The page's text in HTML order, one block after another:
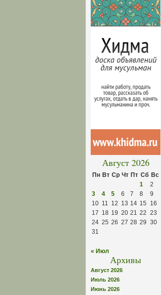
Август 2026
Пн Вт Ср Чт Пт Сб Вс
1
2
3
4 5 6 7 8
9
10 11 12 13 14 15
16
17 18 19 20 21 22 23
24 25 26 27 28 29 30
31
« Июл
Архивы
Август 2026
Июль 2026
Июнь 2026